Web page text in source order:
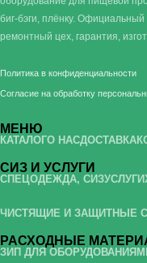
биг-бэги, плёнку.
ремонтный цех, гарантия,
Политика в конфиденциальности
Согласие на обработку
МЕНЮ
КАТАЛОГО НАСДОСТАВКА
СИЗ И УСЛУГИ
СПЕЦОДЕЖДА, СИЗУСЛУГИ
ЧИСТЯЩИЕ И ЗАЩИТНЫЕ
РАСХОДНЫЕ
ЗИП ДЛЯ ОБОРУДОВАНИЯ